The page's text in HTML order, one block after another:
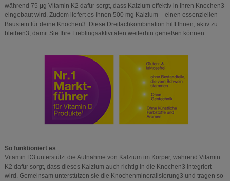
während 75 μg Vitamin K2 dafür sorgt, dass Kalzium effektiv in Ihren Knochen3
eingebaut wird. Zudem liefert es Ihnen 500 mg Kalzium – einen essenziellen
Baustein für deine Knochen3. Diese Dreifachkombination hilft Ihnen, aktiv zu
bleiben3, damit Sie Ihre Lieblingsaktivitäten weiterhin genießen können.
So funktioniert es
Vitamin D3 unterstützt die Aufnahme von Kalzium im Körper, während Vitamin
K2 dafür sorgt, dass dieses Kalzium auch richtig in die Knochen3 integriert
wird. Gemeinsam unterstützen sie die Knochenmineralisierung3 und tragen so